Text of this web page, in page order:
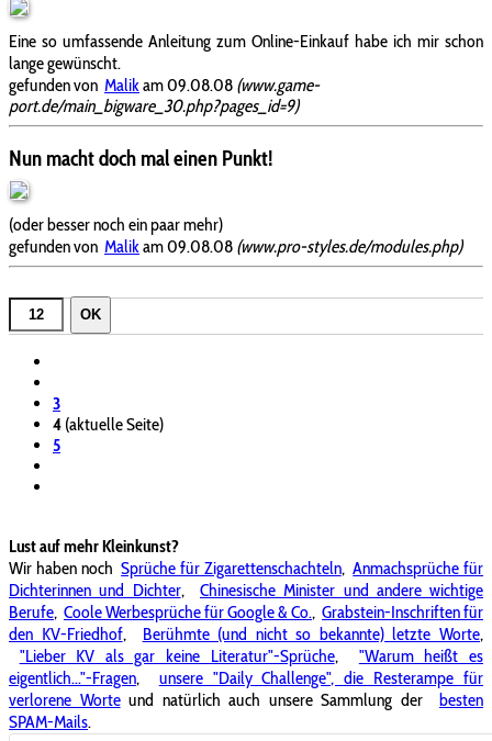
Eine so umfassende Anleitung zum Online-Einkauf habe ich mir schon
lange gewünscht.
gefunden von Malikam 09.08.08 (www.game-
port.de/main_bigware_30.php?pages_id=9)
Nun macht doch mal einen Punkt!
(oder besser noch ein paar mehr)
gefunden von Malikam 09.08.08 (www.pro-styles.de/modules.php)
OK
3
4 (aktuelle Seite)
5
Lust auf mehr Kleinkunst?
Wir haben noch Sprüche für Zigarettenschachteln, Anmachsprüche für
Dichterinnen und Dichter,
Chinesische Minister und andere wichtige
Berufe, Coole Werbesprüche für Google & Co., Grabstein-Inschriften für
den KV-Friedhof, Berühmte (und nicht so bekannte) letzte Worte,
"Lieber KV als gar keine Literatur"-Sprüche,
"Warum heißt es
eigentlich..."-Fragen,
unsere "Daily Challenge", die Resterampe für
verlorene Worteund natürlich auch unsere Sammlung der
besten
SPAM-Mails.